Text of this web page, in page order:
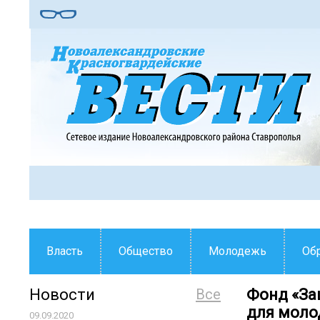
Власть Общество Молодежь
Все
Новости
09.09.2020
Фонд
для